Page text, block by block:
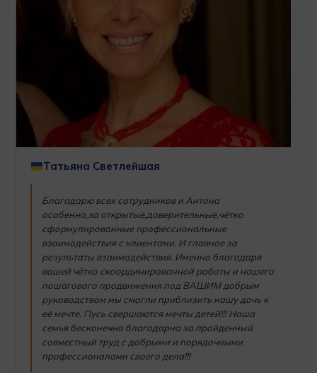
Татьяна Светлейшая
Благодарю всех сотрудников и Антона
особенно,за открытые,доверительные,чётко
сформулированные профессиональные
взаимодействия с клиентами. И главное за
результаты взаимодействия. Именно благодаря
вашей чётко скоординированной работы и нашего
пошагового продвижения под ВАШИМ добрым
руководством мы смогли приблизить нашу дочь к
её мечте. Пусь свершаются мечты детей!!! Наша
семья бесконечно благодарна за пройденный
совместный труд с добрыми и порядочными
профессионалами своего дела!!!